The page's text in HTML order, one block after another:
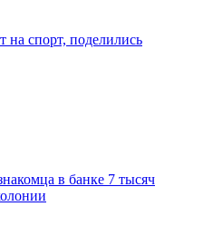
на спорт, поделились
в банке 7 тысяч